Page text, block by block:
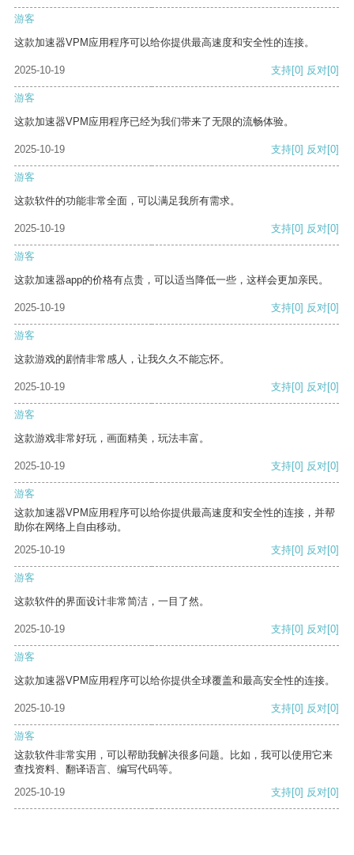
游客
这款加速器VPM应用程序可以给你提供最高速度和安全性的连接。
2025-10-19 支持[0] 反对[0]
游客
这款加速器VPM应用程序已经为我们带来了无限的流畅体验。
2025-10-19 支持[0] 反对[0]
游客
这款软件的功能非常全面，可以满足我所有需求。
2025-10-19 支持[0] 反对[0]
游客
这款加速器app的价格有点贵，可以适当降低一些，这样会更加亲民。
2025-10-19 支持[0] 反对[0]
游客
这款游戏的剧情非常感人，让我久久不能忘怀。
2025-10-19 支持[0] 反对[0]
游客
这款游戏非常好玩，画面精美，玩法丰富。
2025-10-19 支持[0] 反对[0]
游客
这款加速器VPM应用程序可以给你提供最高速度和安全性的连接，并帮
助你在网络上自由移动。
2025-10-19
支持[0] 反对[0]
游客
这款软件的界面设计非常简洁，一目了然。
2025-10-19 支持[0] 反对[0]
游客
这款加速器VPM应用程序可以给你提供全球覆盖和最高安全性的连接。
2025-10-19 支持[0] 反对[0]
游客
这款软件非常实用，可以帮助我解决很多问题。比如，我可以使用它来
查找资料、翻译语言、编写代码等。
2025-10-19
支持[0] 反对[0]